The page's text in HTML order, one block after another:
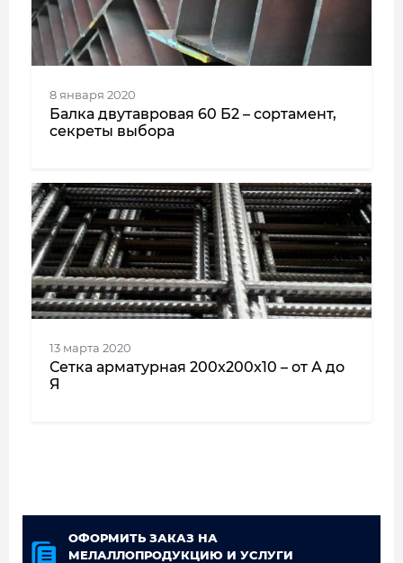
8 января 2020
Балка двутавровая 60 Б2 – сортамент,
секреты выбора
13 марта 2020
Сетка арматурная 200x200x10 – от А до
Я
ОФОРМИТЬ ЗАКАЗ НА
МЕЛАЛЛОПРОДУКЦИЮ И УСЛУГИ